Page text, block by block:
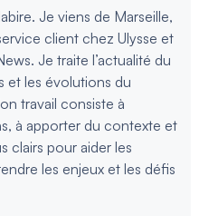
Je viens de Marseille,
client chez Ulysse et
Je traite l’actualité du
et les évolutions du
travail consiste à
à apporter du contexte et
clairs pour aider les
les enjeux et les défis